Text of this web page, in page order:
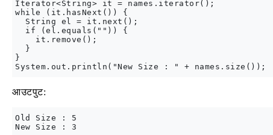
Iterator<String> it = names.iterator();
while (it.hasNext()) {
  String el = it.next();
  if (el.equals("")) {
    it.remove();
  }
}
आउटपुट:
Old Size : 5